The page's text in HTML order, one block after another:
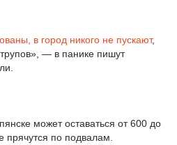
в город никого не пускают,
— в панике пишут
может оставаться от 600 до
прячутся по подвалам.